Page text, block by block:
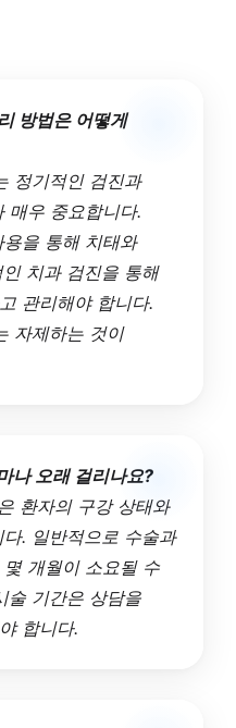
방법은 어떻게
정기적인 검진과
매우 중요합니다.
을 통해 치태와
치과 검진을 통해
관리해야 합니다.
자제하는 것이
나 오래 걸리나요?
환자의 구강 상태와
. 일반적으로 수술과
개월이 소요될 수
술 기간은 상담을
합니다.